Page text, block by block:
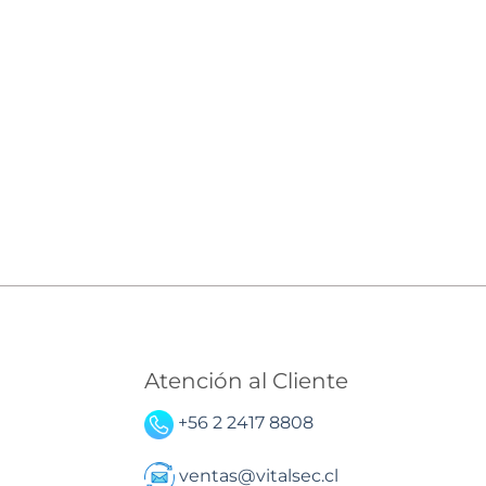
Atención al Cliente
+56 2 2417 8808
ventas@vitalsec.cl